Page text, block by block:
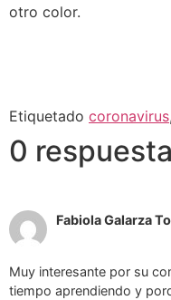
otro color.
Etiquetado coronavirus,
0
Fabiola Galarza
Muy interesante por su
tiempo aprendiendo y